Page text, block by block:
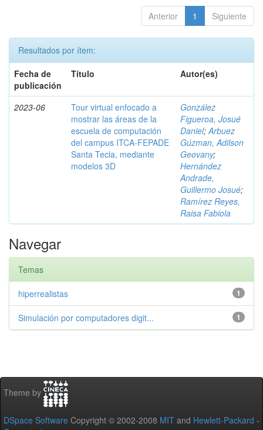
Anterior 1 Siguiente
Resultados por ítem:
Fecha de
publicación
Título Autor(es)
2023-06
Tour virtual enfocado a
mostrar las áreas de la
escuela de computación
del campus ITCA-FEPADE
Santa Tecla, mediante
modelos 3D
González
Figueroa, Josué
Daniel;Arbuez
Gúzman, Adilson
Geovany;
Hernández
Andrade,
Guillermo Josué;
Ramírez Reyes,
Raisa Fabiola
Navegar
Temas
1
hiperrealistas
1
Simulación por computadores digit...
Theme by
DSpace Software Copyright © 2002-2008 MIT and Hewlett-Packard -